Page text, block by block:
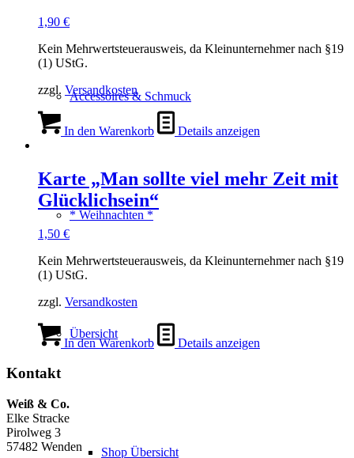
Accessoires & Schmuck
* Weihnachten *
Übersicht
Shop Übersicht
1,90 €
Kein Mehrwertsteuerausweis, da Kleinunternehmer nach §19
(1) UStG.
zzgl. Versandkosten
In den Warenkorb Details anzeigen
Karte „Man sollte viel mehr Zeit mit
Glücklichsein“
1,50 €
Kein Mehrwertsteuerausweis, da Kleinunternehmer nach §19
(1) UStG.
zzgl. Versandkosten
In den Warenkorb Details anzeigen
Kontakt
Weiß & Co.
Elke Stracke
Pirolweg 3
57482 Wenden